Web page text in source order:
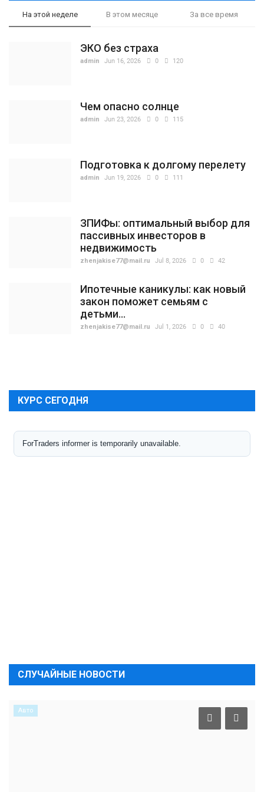
На этой неделе В этом месяце За все время
ЭКО без страха
admin Jun 16, 2026 0 120
Чем опасно солнце
admin Jun 23, 2026 0 115
Подготовка к долгому перелету
admin Jun 19, 2026 0 111
ЗПИФы: оптимальный выбор для
пассивных инвесторов в
недвижимость
zhenjakise77@mail.ru Jul 8, 2026 0 42
Ипотечные каникулы: как новый
закон поможет семьям с
детьми...
zhenjakise77@mail.ru Jul 1, 2026 0 40
КУРС СЕГОДНЯ
СЛУЧАЙНЫЕ НОВОСТИ
Авто